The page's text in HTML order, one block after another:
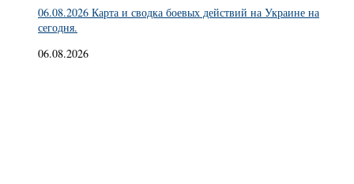
06.08.2026 Карта и сводка боевых действий на Украине на
сегодня.
06.08.2026